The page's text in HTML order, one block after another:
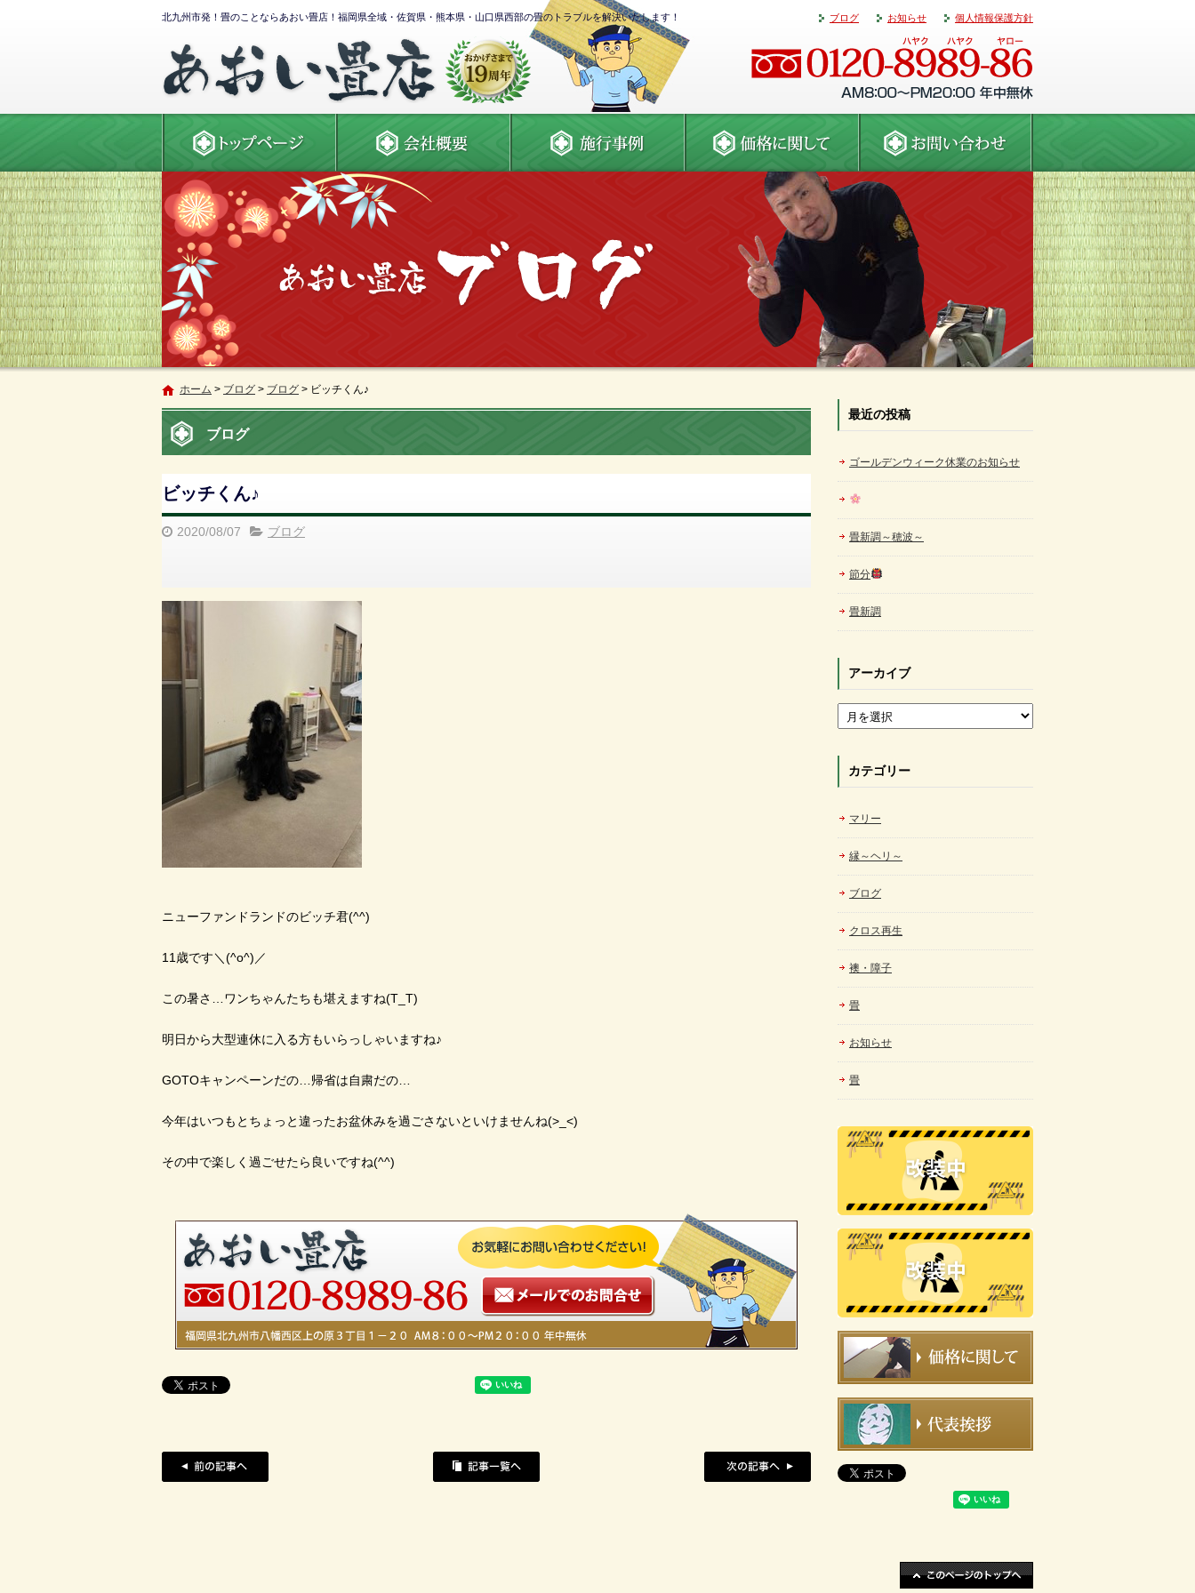
北九州市発！畳のことならあおい畳店！福岡県全域・佐賀県・熊本県・山口県西部の畳のトラブルを解決いたします！ ブログ お知らせ 個人情報保護方針
ホーム > ブログ > ブログ > ビッチくん♪
ブログ
ビッチくん♪
2020/08/07 ブログ
ニューファンドランドのビッチ君(^^)
11歳です＼(^o^)／
この暑さ…ワンちゃんたちも堪えますね(T_T)
明日から大型連休に入る方もいらっしゃいますね♪
GOTOキャンペーンだの…帰省は自粛だの…
今年はいつもとちょっと違ったお盆休みを過ごさないといけませんね(>_<)
その中で楽しく過ごせたら良いですね(^^)
最近の投稿
ゴールデンウィーク休業のお知らせ
畳新調～穂波～
節分
畳新調
アーカイブ
アーカイブ
カテゴリー
マリー
縁～ヘリ～
ブログ
クロス再生
襖・障子
畳
お知らせ
畳